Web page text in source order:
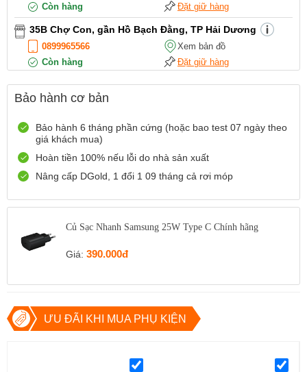
Còn hàng
Đặt giữ hàng
35B Chợ Con, gần Hồ Bạch Đằng, TP Hải Dương
0899965566
Xem bản đồ
Còn hàng
Đặt giữ hàng
12 Điện Biên Phủ, TP Hải Phòng
0916551212
Số 72 Trần Thành Ngọ,TP Hải Phòng
0888667272
Xem bản đồ
Còn hàng
Đặt giữ hàng
Còn hàng
Đặt giữ hàng
Bảo hành cơ bản
Bảo hành 6 tháng phần cứng (hoặc bao test 07 ngày theo
giá khách mua)
Hoàn tiền 100% nếu lỗi do nhà sản xuất
Nâng cấp DGold, 1 đổi 1 09 tháng cả rơi móp
Củ Sạc Nhanh Samsung 25W Type C Chính hãng
Giá: 390.000đ
ƯU ĐÃI KHI MUA PHỤ KIỆN